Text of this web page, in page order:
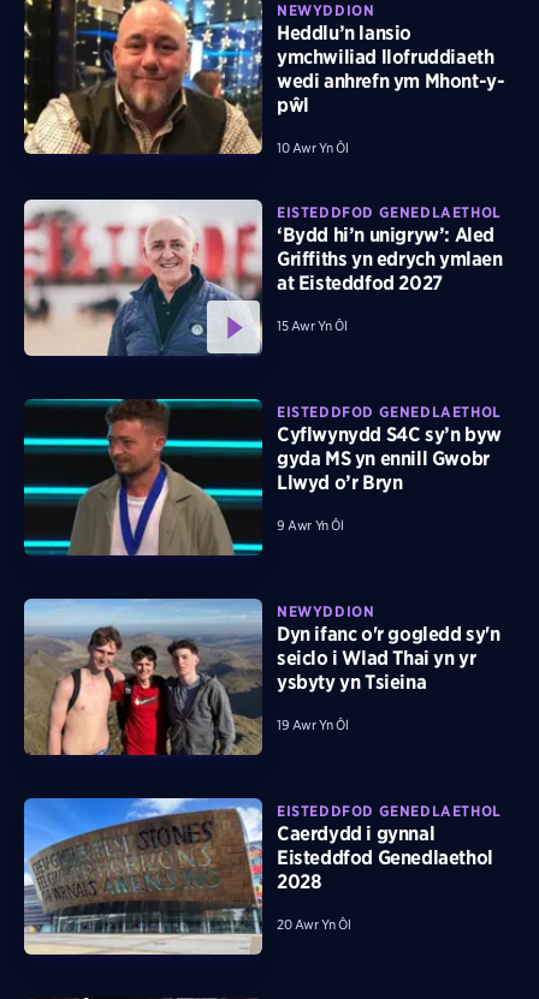
NEWYDDION
Heddlu’n lansio
ymchwiliad llofruddiaeth
wedi anhrefn ym Mhont-y-
pŵl
10 Awr Yn Ôl
EISTEDDFOD GENEDLAETHOL
‘Bydd hi’n unigryw’: Aled
Griffiths yn edrych ymlaen
at Eisteddfod 2027
15 Awr Yn Ôl
EISTEDDFOD GENEDLAETHOL
Cyflwynydd S4C sy’n byw
gyda MS yn ennill Gwobr
Llwyd o’r Bryn
9 Awr Yn Ôl
NEWYDDION
Dyn ifanc o'r gogledd sy'n
seiclo i Wlad Thai yn yr
ysbyty yn Tsieina
19 Awr Yn Ôl
EISTEDDFOD GENEDLAETHOL
Caerdydd i gynnal
Eisteddfod Genedlaethol
2028
20 Awr Yn Ôl